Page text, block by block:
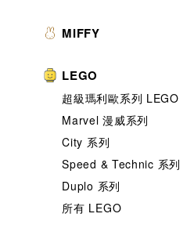
MIFFY
LEGO
超級瑪利歐系列 LEGO
Marvel 漫威系列
City 系列
Speed & Technic 系列
Duplo 系列
所有 LEGO